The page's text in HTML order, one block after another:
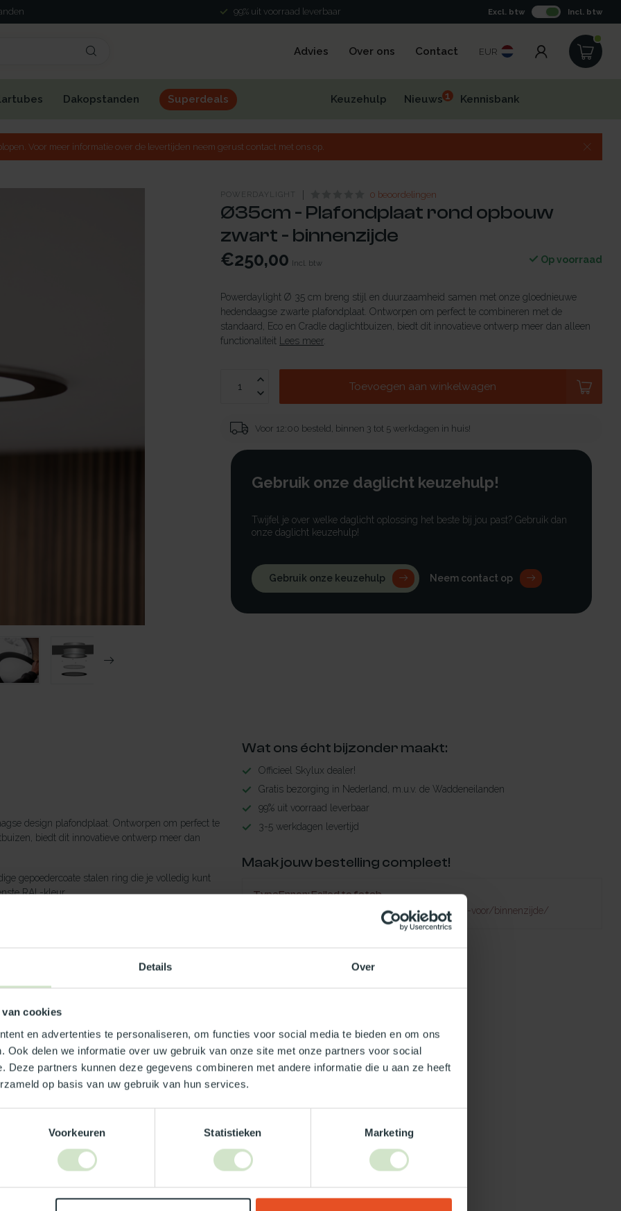
Details Over
van cookies
en advertenties te personaliseren, om functies voor social media te bieden en om ons
Ook delen we informatie over uw gebruik van onze site met onze partners voor social
Deze partners kunnen deze gegevens combineren met andere informatie die u aan ze heeft
op basis van uw gebruik van hun services.
Voorkeuren Statistieken Marketing
99% uit voorraad leverbaar Excl. btw Incl. btw
Advies Over ons Contact EUR
Dakopstanden Superdeals Keuzehulp Nieuws1 Kennisbank
Voor meer informatie over de levertijden neem gerust contact met ons op.
POWERDAYLIGHT 0 beoordelingen
Ø35cm - Plafondplaat rond opbouw
zwart - binnenzijde
€250,00 Incl. btw Op voorraad
Powerdaylight Ø 35 cm breng stijl en duurzaamheid samen met onze gloednieuwe
hedendaagse zwarte plafondplaat. Ontworpen om perfect te combineren met de
standaard, Eco en Cradle daglichtbuizen, biedt dit innovatieve ontwerp meer dan alleen
functionaliteit
Lees meer.
Toevoegen aan winkelwagen
Voor 12:00 besteld, binnen 3 tot 5 werkdagen in huis!
Gebruik onze daglicht keuzehulp!
Twijfel je over welke daglicht oplossing het beste bij jou past? Gebruik dan
onze daglicht keuzehulp!
Gebruik onze keuzehulp Neem contact op
design plafondplaat. Ontworpen om perfect te
biedt dit innovatieve ontwerp meer dan
gepoedercoate stalen ring die je volledig kunt
RAL-kleur.
en kun je de stalen ring eenvoudig
we als eerste een minimalistisch, strak en
van een daglichtbuis.
en slimme technologie. Jouw stijl, onze
Wat ons écht bijzonder maakt:
Officieel Skylux dealer!
Gratis bezorging in Nederland, m.u.v. de Waddeneilanden
99% uit voorraad leverbaar
3-5 werkdagen levertijd
Maak jouw bestelling compleet!
TypeError: Failed to fetch
https://www.natuurlijklicht.nl/solartubes/geschikt-voor/binnenzijde/